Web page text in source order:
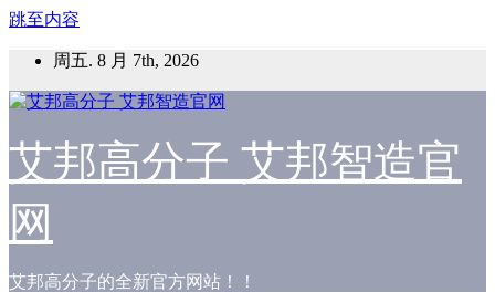
跳至内容
周五. 8 月 7th, 2026
艾邦高分子 艾邦智造官
网
艾邦高分子的全新官方网站！！